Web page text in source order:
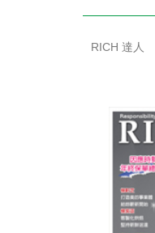
RICH 達人